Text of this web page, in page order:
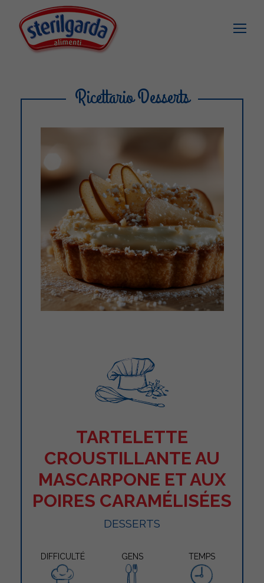
Ricettario Desserts
TARTELETTE
CROUSTILLANTE AU
MASCARPONE ET AUX
POIRES CARAMÉLISÉES
DESSERTS
DIFFICULTÉ GENS TEMPS